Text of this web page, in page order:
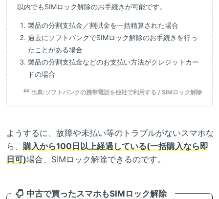
以内でもSIMロック解除のお手続きが可能です。
製品の分割支払金／割賦金を一括精算された場合
過去にソフトバンクでSIMロック解除のお手続きを行っ
たことがある場合
製品の分割支払金などのお支払い方法がクレジットカー
ドの場合
出典:ソフトバンクの携帯電話を他社で利用する / SIMロック解除
ようするに、故障や未払い等のトラブルがないスマホな
ら、 購入から100日以上経過している(一括購入なら即
日可)場合、SIMロック解除できるのです。
中古で買ったスマホもSIMロック解除